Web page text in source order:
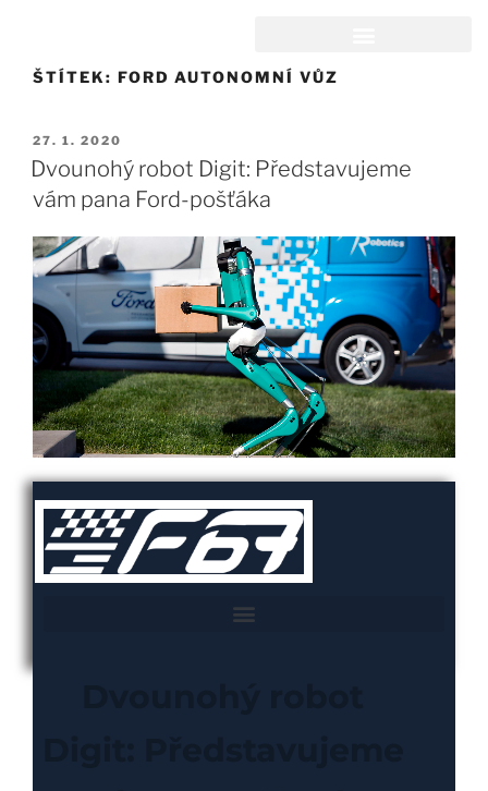
ŠTÍTEK: FORD AUTONOMNÍ VŮZ
27. 1. 2020
Dvounohý robot Digit: Představujeme
vám pana Ford-pošťáka